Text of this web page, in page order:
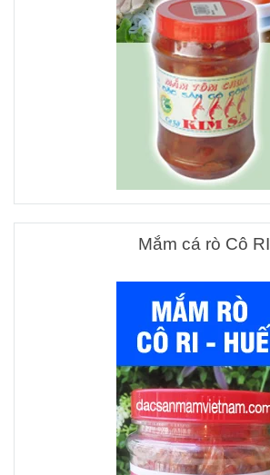
Mắm cá rò Cô RI